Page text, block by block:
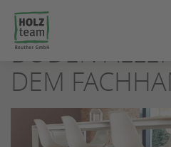
ZUM
SEITENINHALT
SPRINGEN
BÖDEN
DEM